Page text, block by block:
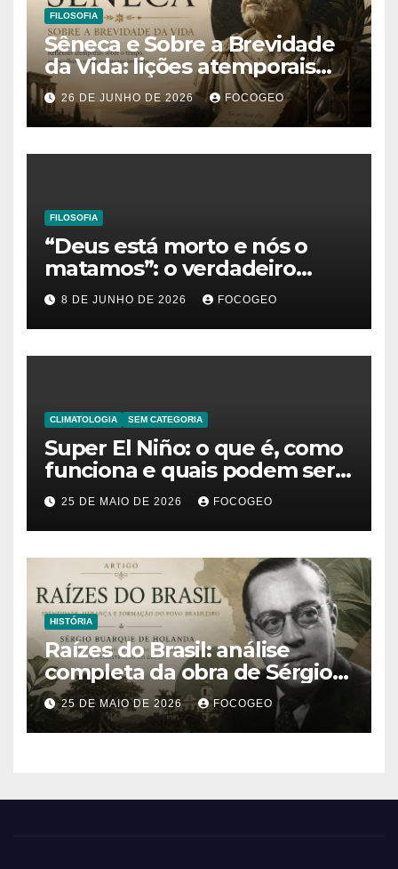
FILOSOFIA
Sêneca e Sobre a Brevidade
da Vida: lições atemporais
sobre o tempo, a felicidade e
o verdadeiro sentido da
existência
26 DE JUNHO DE 2026 FOCOGEO
FILOSOFIA
“Deus está morto e nós o
matamos”: o verdadeiro
significado da frase de
Friedrich Nietzsche
8 DE JUNHO DE 2026 FOCOGEO
CLIMATOLOGIA SEM CATEGORIA
Super El Niño: o que é, como
funciona e quais podem ser
os impactos desse fenômeno
climático extremo no Brasil e
no mundo
25 DE MAIO DE 2026 FOCOGEO
HISTÓRIA
Raízes do Brasil: análise
completa da obra de Sérgio
Buarque de Holanda e sua
importância para entender a
formação do Brasil
25 DE MAIO DE 2026 FOCOGEO